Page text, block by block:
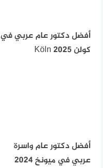
أفضل دكتور عام عربي في
كولن Köln 2025
أفضل دكتور عام واسرة
عربي في ميونخ 2024